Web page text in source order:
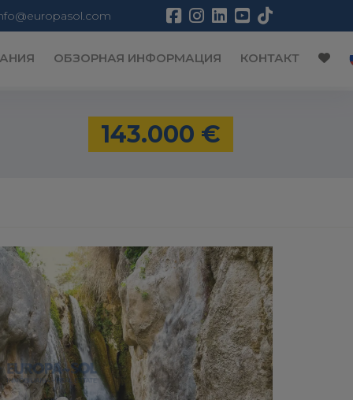
ОБЗОРНАЯ ИНФОРМАЦИЯ КОНТАКТ
143.000 €